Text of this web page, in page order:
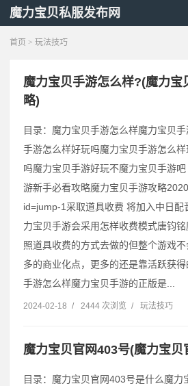
魔力宝贝私服发布网
首页 > 玩法技巧
魔力宝贝手游怎么样?(魔力宝
略)
目录：魔力宝贝手游怎么样魔力宝贝
手游怎么样好玩吗魔力宝贝手游怎么
吗魔力宝贝手游好玩不魔力宝贝手游
游新手必看攻略魔力宝贝手游攻略
id=jump-1采取道具收费 将加入中日配
力宝贝手游会采用怎样收费模式唐钧
照道具收费的方式去做的但整个游戏
多的商业化点，更多的还是靠活跃获
手游怎么样魔力宝贝手游的正版是...
2024-02-18 / 2444 次浏览 / 玩法技巧
魔力宝贝官网403号(魔力宝贝
目录：魔力宝贝官网403号是什么魔力